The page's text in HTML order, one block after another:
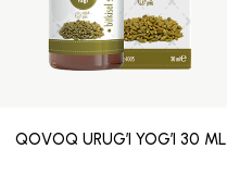
QOVOQ URUG’I YOG’I 30 ML